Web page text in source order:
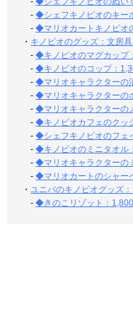
-◆シェフキノピオのキー
-◆マリオカートキノピオ
・ キノピオのグッズ：文房
-◆キノピオのマグカップ
-◆キノピオのコップ：
-◆マリオキャラクターの
-◆マリオキャラクターの
-◆マリオキャラクターの
-◆キノピオカフェのクッ
-◆シェフキノピオのフェ
-◆キノピオのミニタオル
-◆マリオキャラクターの
-◆マリオカートのシャー
・ユニバのキノピオグッズ
-◆きのこリゾット：